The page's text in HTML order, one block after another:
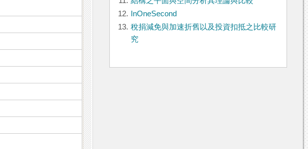
12.
InOneSecond
13. 稅捐減免與加速折舊以及投資扣抵之比較研
究